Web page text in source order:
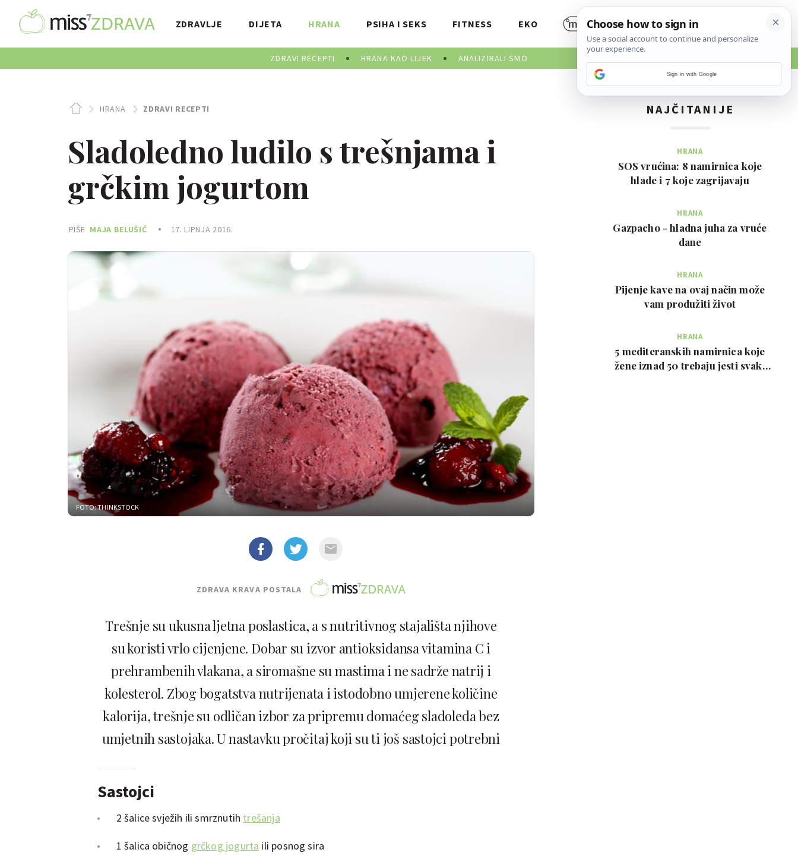
ZDRAVLJE DIJETA HRANA
ZDRAVI RECEPTI HRANA KAO LIJEK ANALIZIRALI SMO
PSIHA I SEKS FITNESS EKO
HRANA ZDRAVI RECEPTI
Sladoledno ludilo s trešnjama i
grčkim jogurtom
PIŠE MAJA BELUŠIĆ 17. LIPNJA 2016.
FOTO: THINKSTOCK
ZDRAVA KRAVA POSTALA
Trešnje su ukusna ljetna poslastica, a s nutritivnog stajališta njihove
su koristi vrlo cijenjene. Dobar su izvor antioksidansa vitamina C i
prehrambenih vlakana, a siromašne su mastima i ne sadrže natrij i
kolesterol. Zbog bogatstva nutrijenata i istodobno umjerene količine
kalorija, trešnje su odličan izbor za pripremu domaćeg sladoleda bez
umjetnih sastojaka. U nastavku pročitaj koji su ti još sastojci potrebni
Sastojci
2 šalice svježih ili smrznutih trešanja
1 šalica običnog grčkog jogurta ili posnog sira
NAJČITANIJE
HRANA
SOS vrućina: 8 namirnica koje
hlade i 7 koje zagrijavaju
HRANA
Gazpacho - hladna juha za vruće
dane
HRANA
Pijenje kave na ovaj način može
vam produžiti život
HRANA
5 mediteranskih namirnica koje
žene iznad 50 trebaju jesti svaki
Sign in with Google